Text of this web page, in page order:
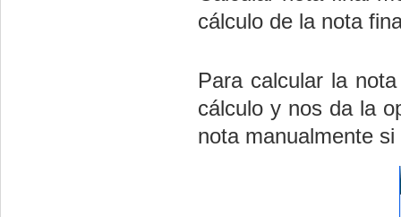
cálculo de la nota
Para calcular la
cálculo y nos da la
nota manualmente